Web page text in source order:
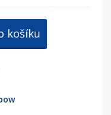
košíku